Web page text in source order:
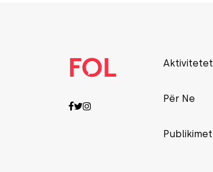
Aktivitetet
Për Ne
Publikimet